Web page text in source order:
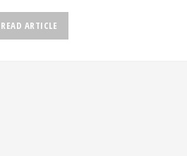
READ ARTICLE